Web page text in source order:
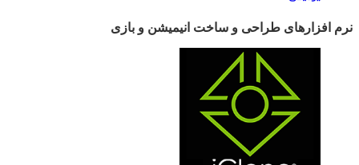
نرم افزارهای طراحی و ساخت انیمیشن و بازی